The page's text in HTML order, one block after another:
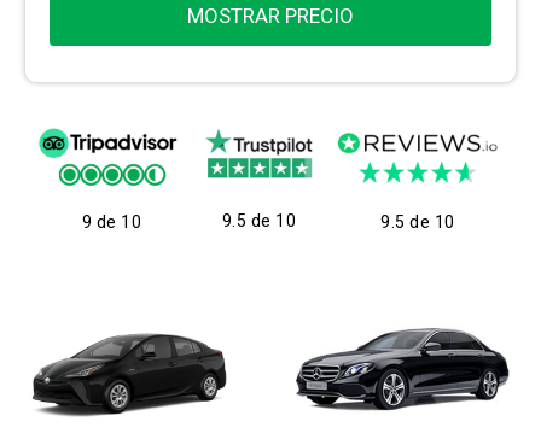
MOSTRAR PRECIO
9 de 10 9.5 de 10 9.5 de 10